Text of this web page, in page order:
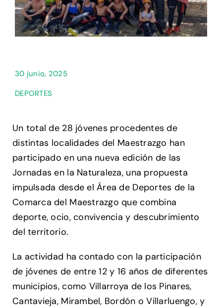
30 junio, 2025
DEPORTES
Un total de 28 jóvenes procedentes de
distintas localidades del Maestrazgo han
participado en una nueva edición de las
Jornadas en la Naturaleza, una propuesta
impulsada desde el Área de Deportes de la
Comarca del Maestrazgo que combina
deporte, ocio, convivencia y descubrimiento
del territorio.
La actividad ha contado con la participación
de jóvenes de entre 12 y 16 años de diferentes
municipios, como Villarroya de los Pinares,
Cantavieja, Mirambel, Bordón o Villarluengo, y